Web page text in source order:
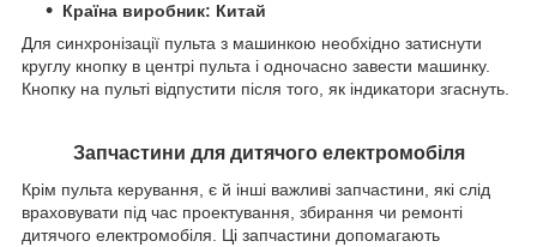
Країна виробник: Китай
Для синхронізації пульта з машинкою необхідно затиснути
круглу кнопку в центрі пульта і одночасно завести машинку.
Кнопку на пульті відпустити після того, як індикатори згаснуть.
Запчастини для дитячого електромобіля
Крім пульта керування, є й інші важливі запчастини, які слід
враховувати під час проектування, збирання чи ремонті
дитячого електромобіля. Ці запчастини допомагають